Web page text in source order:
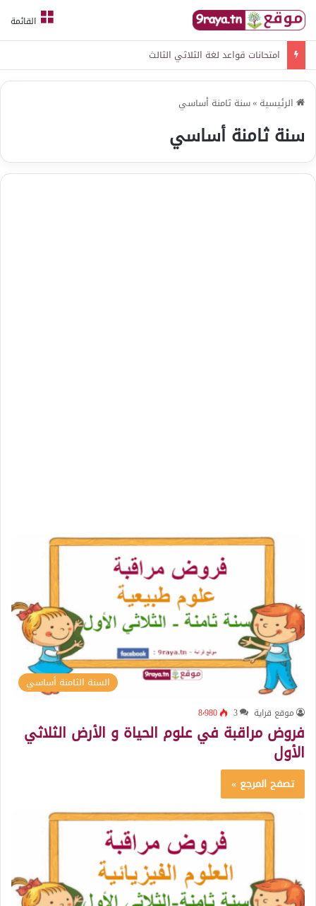
القائمة
امتحانات قواعد لغة الثلاثي الثالث
الرئيسية »سنة ثامنة أساسي
سنة ثامنة أساسي
السنة الثامنة أساسي
موقع قراية 3 8٬980
فروض مراقبة في علوم الحياة و الأرض الثلاثي
الأول
تصفح المرجع »